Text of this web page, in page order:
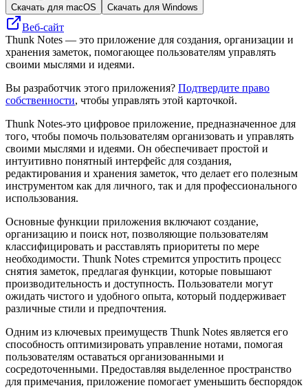
Скачать для macOS Скачать для Windows
Веб-сайт
Thunk Notes — это приложение для создания, организации и
хранения заметок, помогающее пользователям управлять
своими мыслями и идеями.
Вы разработчик этого приложения? Подтвердите право
собственности, чтобы управлять этой карточкой.
Thunk Notes-это цифровое приложение, предназначенное для
того, чтобы помочь пользователям организовать и управлять
своими мыслями и идеями. Он обеспечивает простой и
интуитивно понятный интерфейс для создания,
редактирования и хранения заметок, что делает его полезным
инструментом как для личного, так и для профессионального
использования.
Основные функции приложения включают создание,
организацию и поиск нот, позволяющие пользователям
классифицировать и расставлять приоритеты по мере
необходимости. Thunk Notes стремится упростить процесс
снятия заметок, предлагая функции, которые повышают
производительность и доступность. Пользователи могут
ожидать чистого и удобного опыта, который поддерживает
различные стили и предпочтения.
Одним из ключевых преимуществ Thunk Notes является его
способность оптимизировать управление нотами, помогая
пользователям оставаться организованными и
сосредоточенными. Предоставляя выделенное пространство
для примечания, приложение помогает уменьшить беспорядок